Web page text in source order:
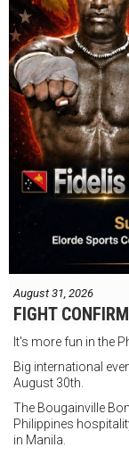
August 31, 2026
FIGHT
It's more fun in the
Big international
August 30th.
The Bougainville
Philippines
in Manila.